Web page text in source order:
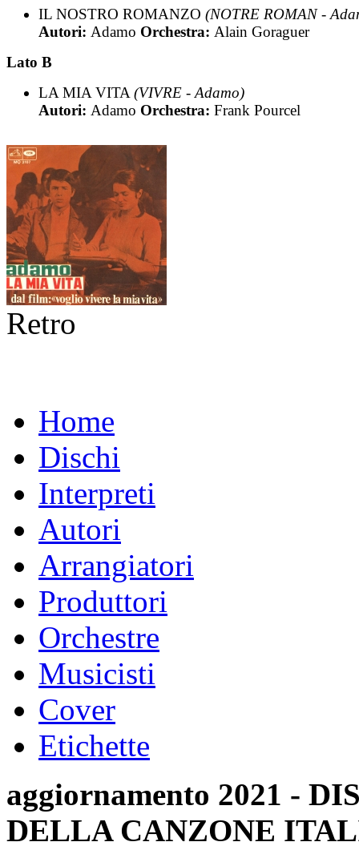
IL NOSTRO ROMANZO (NOTRE ROMAN -
Autori: Adamo Orchestra: Alain Goraguer
Lato B
LA MIA VITA(VIVRE - Adamo)
Autori: Adamo Orchestra: Frank Pourcel
Retro
Home
Dischi
Interpreti
Autori
Arrangiatori
Produttori
Orchestre
Musicisti
Cover
Etichette
aggiornamento 2021 -
DELLA CANZONE